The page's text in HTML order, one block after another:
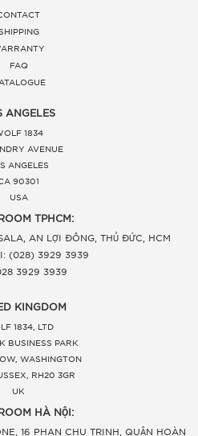
FAQ
ANGELES
1834
AVENUE
ANGELES
90301
USA
TPHCM:
AN LỢI ĐÔNG, THỦ ĐỨC, HCM
(028) 3929 3939
3929 3939
KINGDOM
1834, LTD
BUSINESS PARK
WASHINGTON
RH20 3GR
UK
HÀ NỘI:
16 PHAN CHU TRINH, QUẬN HOÀN